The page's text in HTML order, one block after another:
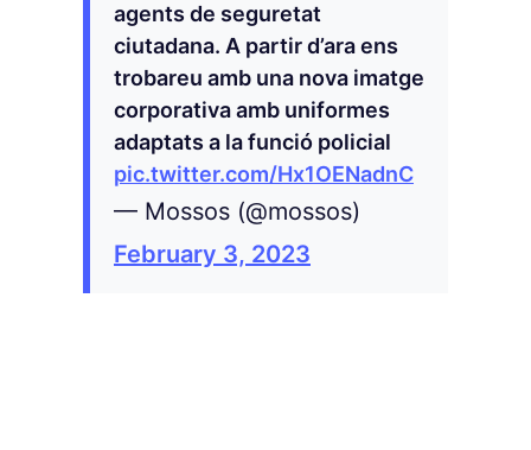
agents de seguretat
ciutadana. A partir d’ara ens
trobareu amb una nova imatge
corporativa amb uniformes
adaptats a la funció policial
pic.twitter.com/Hx1OENadnC
— Mossos (@mossos)
February 3, 2023